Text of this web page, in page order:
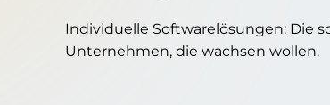
Individuelle Softwarelösungen: Die
Unternehmen, die wachsen wollen.